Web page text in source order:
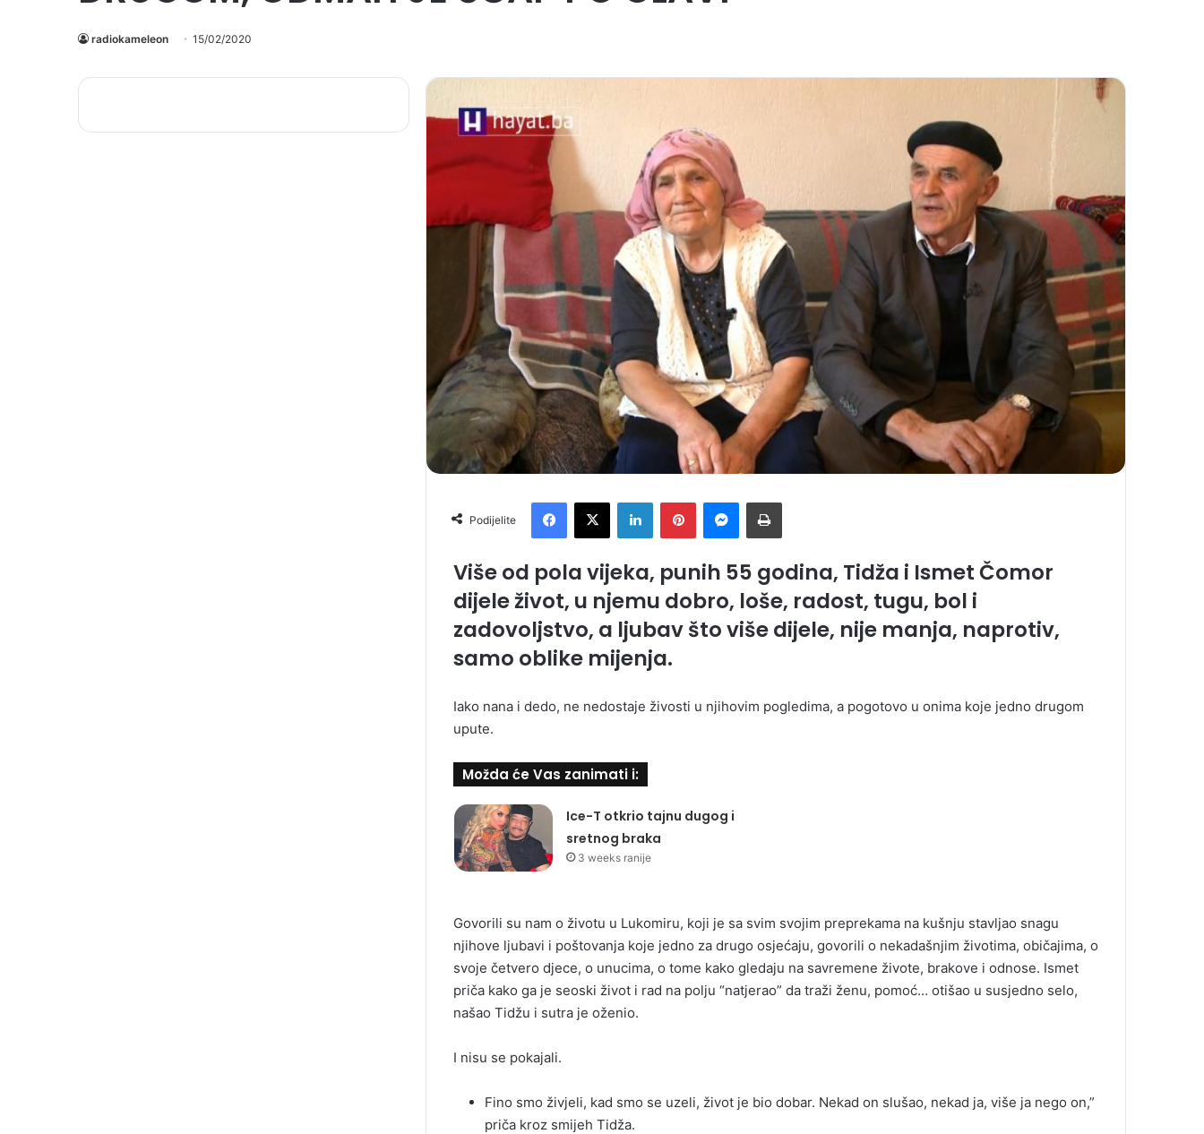
radiokameleon 15/02/2020
Podijelite
Više od pola vijeka, punih 55 godina, Tidža i Ismet Čomor
dijele život, u njemu dobro, loše, radost, tugu, bol i
zadovoljstvo, a ljubav što više dijele, nije manja, naprotiv,
samo oblike mijenja.
Iako nana i dedo, ne nedostaje živosti u njihovim pogledima, a pogotovo u onima koje jedno drugom
upute.
Možda će Vas zanimati i:
Ice-T otkrio tajnu dugog i
sretnog braka
3 weeks ranije
Govorili su nam o životu u Lukomiru, koji je sa svim svojim preprekama na kušnju stavljao snagu
njihove ljubavi i poštovanja koje jedno za drugo osjećaju, govorili o nekadašnjim životima, običajima, o
svoje četvero djece, o unucima, o tome kako gledaju na savremene živote, brakove i odnose. Ismet
priča kako ga je seoski život i rad na polju “natjerao” da traži ženu, pomoć… otišao u susjedno selo,
našao Tidžu i sutra je oženio.
I nisu se pokajali.
Fino smo živjeli, kad smo se uzeli, život je bio dobar. Nekad on slušao, nekad ja, više ja nego on,”
priča kroz smijeh Tidža.